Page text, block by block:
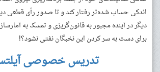
اندکی حساب شده‌تر رفتار کند و تا صدور رأی قطعی
دیگر در آینده مجبور به قانون‌گریزی و تمسک به
برای دست به سر کردن این نخبگان نفتی نشود؟!
تدریس خصوصی